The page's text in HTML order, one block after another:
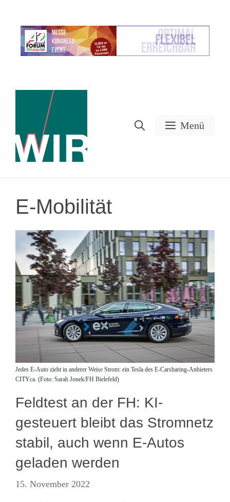
springen
Menü
E-Mobilität
Jedes E-Auto zieht in anderer Weise Strom: ein Tesla des E-Carsharing-Anbieters
CITYca. (Foto: Sarah Jonek/FH Bielefeld)
Feldtest an der FH: KI-
gesteuert bleibt das Stromnetz
stabil, auch wenn E-Autos
geladen werden
15. November 2022